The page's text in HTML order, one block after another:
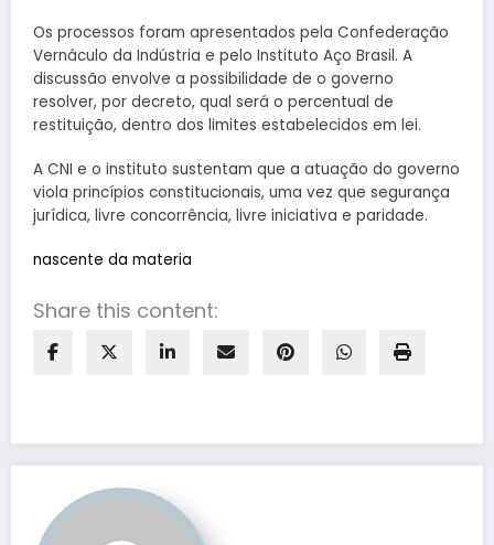
Os processos foram apresentados pela Confederação
Vernáculo da Indústria e pelo Instituto Aço Brasil. A
discussão envolve a possibilidade de o governo
resolver, por decreto, qual será o percentual de
restituição, dentro dos limites estabelecidos em lei.
A CNI e o instituto sustentam que a atuação do governo
viola princípios constitucionais, uma vez que segurança
jurídica, livre concorrência, livre iniciativa e paridade.
nascente da materia
Share this content: